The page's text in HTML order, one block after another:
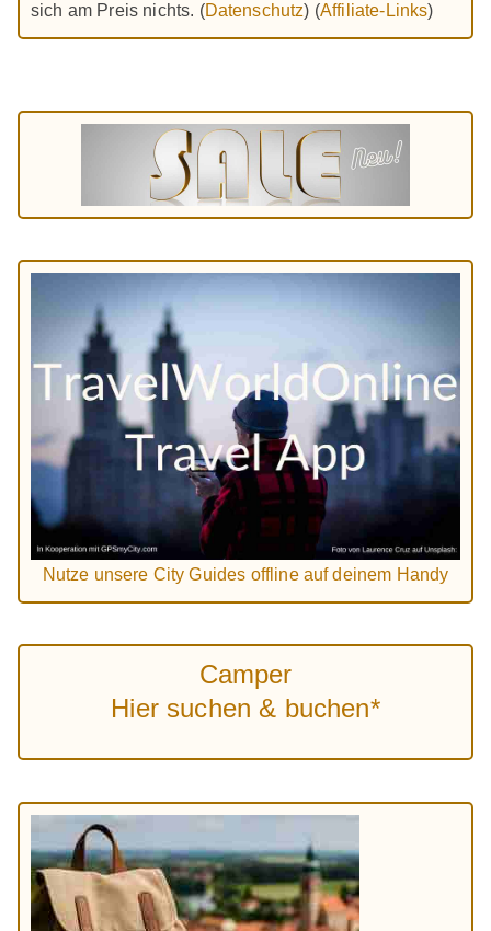
sich am Preis nichts. (Datenschutz) (Affiliate-Links)
Nutze unsere City Guides offline auf deinem Handy
Camper
Hier suchen & buchen*